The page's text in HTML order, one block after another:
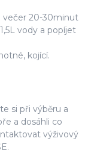
večer 20-30minut
vody a popíjet
kojící.
si při výběru a
a dosáhli co
výživový